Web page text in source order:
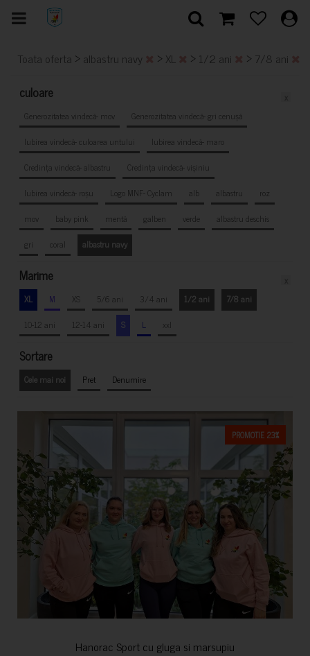
Toata oferta > albastru navy > XL > 1/2 ani > 7/8 ani
culoare
Generozitatea vindecă- mov
Generozitatea vindecă- gri cenușă
Iubirea vindecă- culoarea untului
Iubirea vindecă- maro
Credința vindecă- albastru
Credința vindecă- vișiniu
Iubirea vindecă- roșu
Logo MNF- Cyclam alb albastru
roz
mov
baby pink mentă galben verde
albastru deschis
gri
coral albastru navy
Marime
XL M XS 5/6 ani 3/4 ani 1/2 ani
7/8 ani
10-12 ani
12-14 ani S L xxl
Sortare
Cele mai noi Pret Denumire
PROMOTIE 23%
Hanorac Sport cu gluga si marsupiu